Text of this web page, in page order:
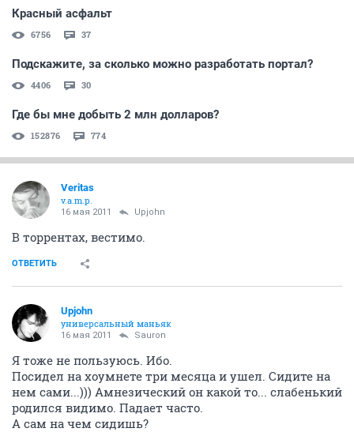
Красный асфальт
6756 37
Подскажите, за сколько можно разработать портал?
4406 30
Где бы мне добыть 2 млн долларов?
152876 774
Veritas
v.a.m.p.
16 мая 2011 Upjohn
В торрентах, вестимо.
ОТВЕТИТЬ
Upjohn
универсальный маньяк
16 мая 2011 Sauron
Я тоже не пользуюсь. Ибо.
Посидел на хоумнете три месяца и ушел. Сидите на
нем сами...))) Амнезический он какой то... слабенький
родился видимо. Падает часто.
А сам на чем сидишь?